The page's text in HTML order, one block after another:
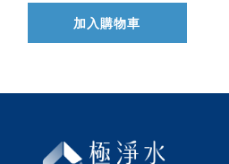
加入購物車